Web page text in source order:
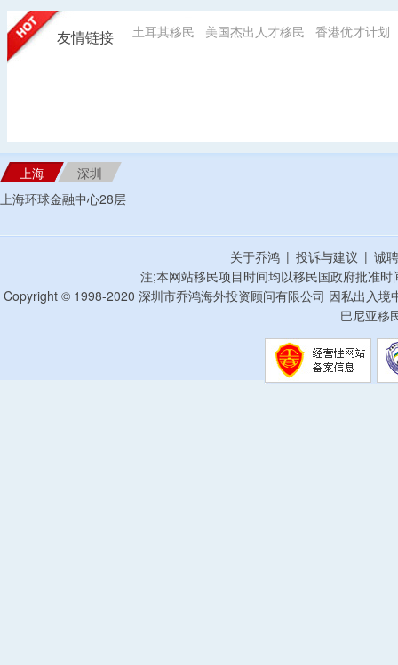
友情链接 土耳其移民 美国杰出人才移民 香港优才计划
上海
深圳
上海环球金融中心28层
关于乔鸿 | 投诉与建议 | 诚
注;本网站移民项目时间均以移民国政府批准
Copyright © 1998-2020 深圳市乔鸿海外投资顾问有限公司 因私出入
巴尼亚移